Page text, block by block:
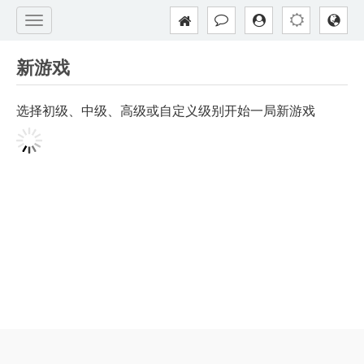
新游戏
选择初级、中级、高级或自定义级别开始一局新游戏